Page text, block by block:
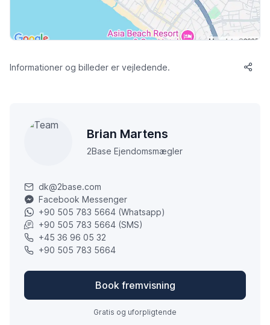
Informationer og billeder er vejledende.
Brian Martens
2Base Ejendomsmægler
dk@2base.com
Facebook Messenger
+90 505 783 5664 (Whatsapp)
+90 505 783 5664 (SMS)
+45 36 96 05 32
+90 505 783 5664
Book fremvisning
Gratis og uforpligtende